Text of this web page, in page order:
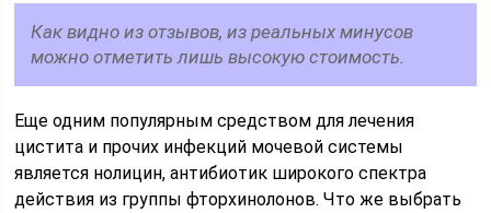
Как видно из отзывов, из реальных минусов
можно отметить лишь высокую стоимость.
Еще одним популярным средством для лечения
цистита и прочих инфекций мочевой системы
является нолицин, антибиотик широкого спектра
действия из группы фторхинолонов. Что же выбрать